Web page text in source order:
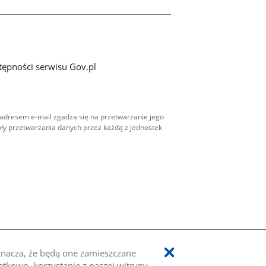
że będą one zamieszczane
serwisu Gov.pl
e-mail zgadza się na przetwarzanie jego
przetwarzania danych przez każdą z jednostek